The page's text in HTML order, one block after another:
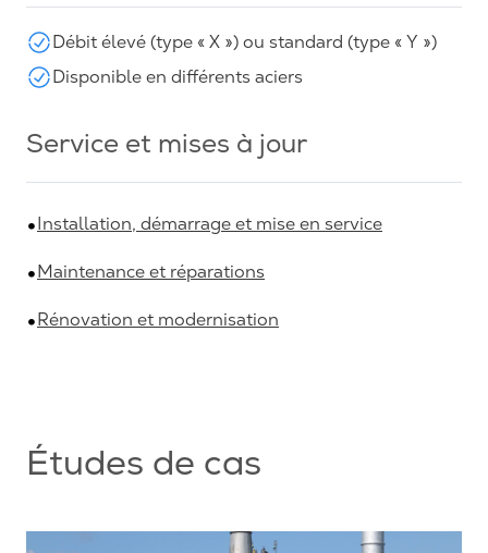
Débit élevé (type « X ») ou standard (type « Y »)
Disponible en différents aciers
Service et mises à jour
Installation, démarrage et mise en service
Maintenance et réparations
Rénovation et modernisation
Études de cas